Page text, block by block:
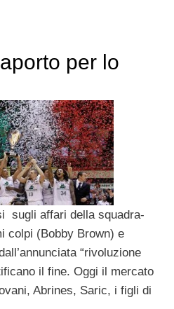
per lo
sugli affari della squadra-
colpi (Bobby Brown) e
“rivoluzione
il fine. Oggi il mercato
Abrines, Saric, i figli di